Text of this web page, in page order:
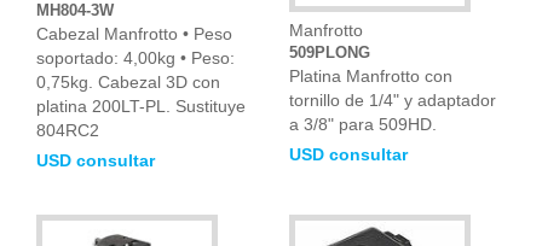
MH804-3W
Cabezal Manfrotto • Peso
soportado: 4,00kg • Peso:
0,75kg. Cabezal 3D con
platina 200LT-PL. Sustituye
804RC2
USD consultar
Manfrotto
509PLONG
Platina Manfrotto con
tornillo de 1/4" y adaptador
a 3/8" para 509HD.
USD consultar